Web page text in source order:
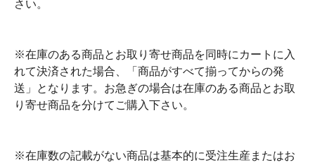
さい。
※在庫のある商品とお取り寄せ商品を同時にカートに入
れて決済された場合、「商品がすべて揃ってからの発
送」となります。お急ぎの場合は在庫のある商品とお取
り寄せ商品を分けてご購入下さい。
※在庫数の記載がない商品は基本的に受注生産またはお